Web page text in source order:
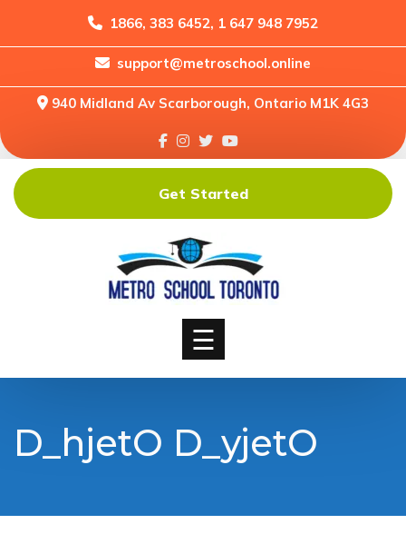
1866, 383 6452, 1 647 948 7952
support@metroschool.online
940 Midland Av Scarborough, Ontario M1K 4G3
Home
Forums
Downloads
Shop
☰
Get Started
D_hjetO D_yjetO